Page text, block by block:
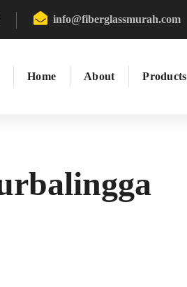
info@fiberglassmurah.com
Home About Products